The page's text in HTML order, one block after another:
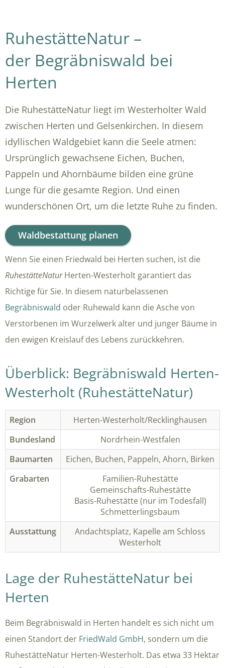
RuhestätteNatur –
der Begräbniswald bei
Herten
Die RuhestätteNatur liegt im Westerholter Wald
zwischen Herten und Gelsenkirchen. In diesem
idyllischen Waldgebiet kann die Seele atmen:
Ursprünglich gewachsene Eichen, Buchen,
Pappeln und Ahornbäume bilden eine grüne
Lunge für die gesamte Region. Und einen
wunderschönen Ort, um die letzte Ruhe zu finden.
Waldbestattung planen
Wenn Sie einen Friedwald bei Herten suchen, ist die
RuhestätteNaturHerten-Westerholt garantiert das
Richtige für Sie. In diesem naturbelassenen
Begräbniswald oder Ruhewald kann die Asche von
Verstorbenen im Wurzelwerk alter und junger Bäume in
den ewigen Kreislauf des Lebens zurückkehren.
Überblick: Begräbniswald Herten-
Westerholt (RuhestätteNatur)
Region
Herten-Westerholt/Recklinghausen
Bundesland
Nordrhein-Westfalen
Baumarten
Eichen, Buchen, Pappeln, Ahorn, Birken
Grabarten
Familien-Ruhestätte
Gemeinschafts-Ruhestätte
Basis-Ruhestätte (nur im Todesfall)
Schmetterlingsbaum
Ausstattung
Andachtsplatz, Kapelle am Schloss
Westerholt
Lage der RuhestätteNatur bei
Herten
Beim Begräbniswald in Herten handelt es sich nicht um
einen Standort der FriedWald GmbH, sondern um die
RuhestätteNatur Herten-Westerholt. Das etwa 33 Hektar